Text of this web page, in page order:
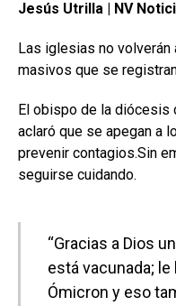
Jesús Utrilla | NV
Las iglesias no
masivos que se
El obispo de la diócesis
aclaró que se apegan a
prevenir contagios.Sin
seguirse cuidando.
“Gracias a Dios
está vacunada; le
Ómicron y eso